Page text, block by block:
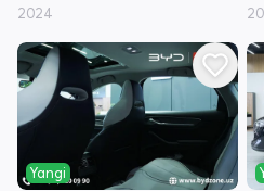
2024
Yangi